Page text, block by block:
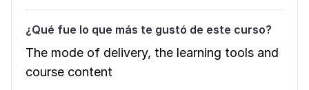
¿Qué fue lo que más te gustó de este curso?
The mode of delivery, the learning tools and
course content